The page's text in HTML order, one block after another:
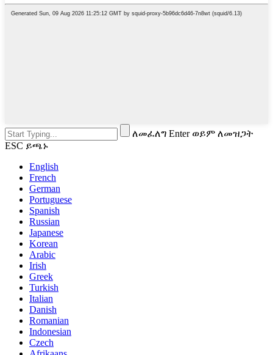
ለመፈለግ Enter ወይም ለመዝጋት
ESC ይጫኑ
English
French
German
Portuguese
Spanish
Russian
Japanese
Korean
Arabic
Irish
Greek
Turkish
Italian
Danish
Romanian
Indonesian
Czech